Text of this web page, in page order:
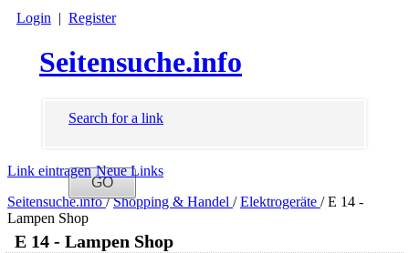
Login | Register
Seitensuche.info
Search for a link
Link eintragen Neue Links
Seitensuche.info/ Shopping & Handel / Elektrogeräte / E 14 -
Lampen Shop
E 14 - Lampen Shop